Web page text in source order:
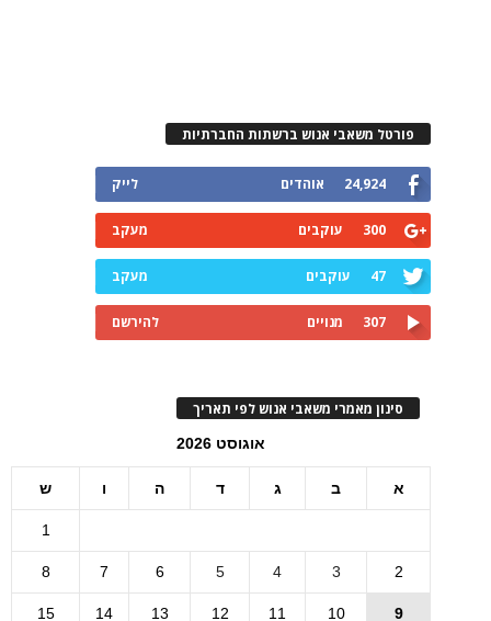
פורטל משאבי אנוש ברשתות החברתיות
24,924 אוהדים לייק
300 עוקבים מעקב
47 עוקבים מעקב
307 מנויים להירשם
סינון מאמרי משאבי אנוש לפי תאריך
אוגוסט 2026
א ב ג ד ה ו ש
1
2
3
4
5
6
7
8
9
10
11
12
13
14
15